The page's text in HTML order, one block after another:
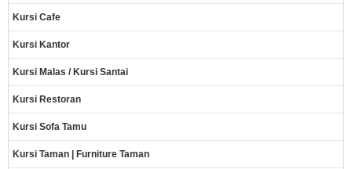
Kursi Cafe
Kursi Kantor
Kursi Malas / Kursi Santai
Kursi Restoran
Kursi Sofa Tamu
Kursi Taman | Furniture Taman